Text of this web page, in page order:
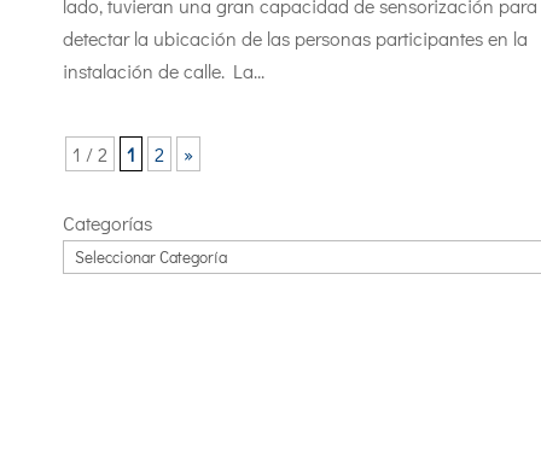
lado, tuvieran una gran capacidad de sensorización para
detectar la ubicación de las personas participantes en la
instalación de calle. La...
1 / 2 1 2 »
Categorías